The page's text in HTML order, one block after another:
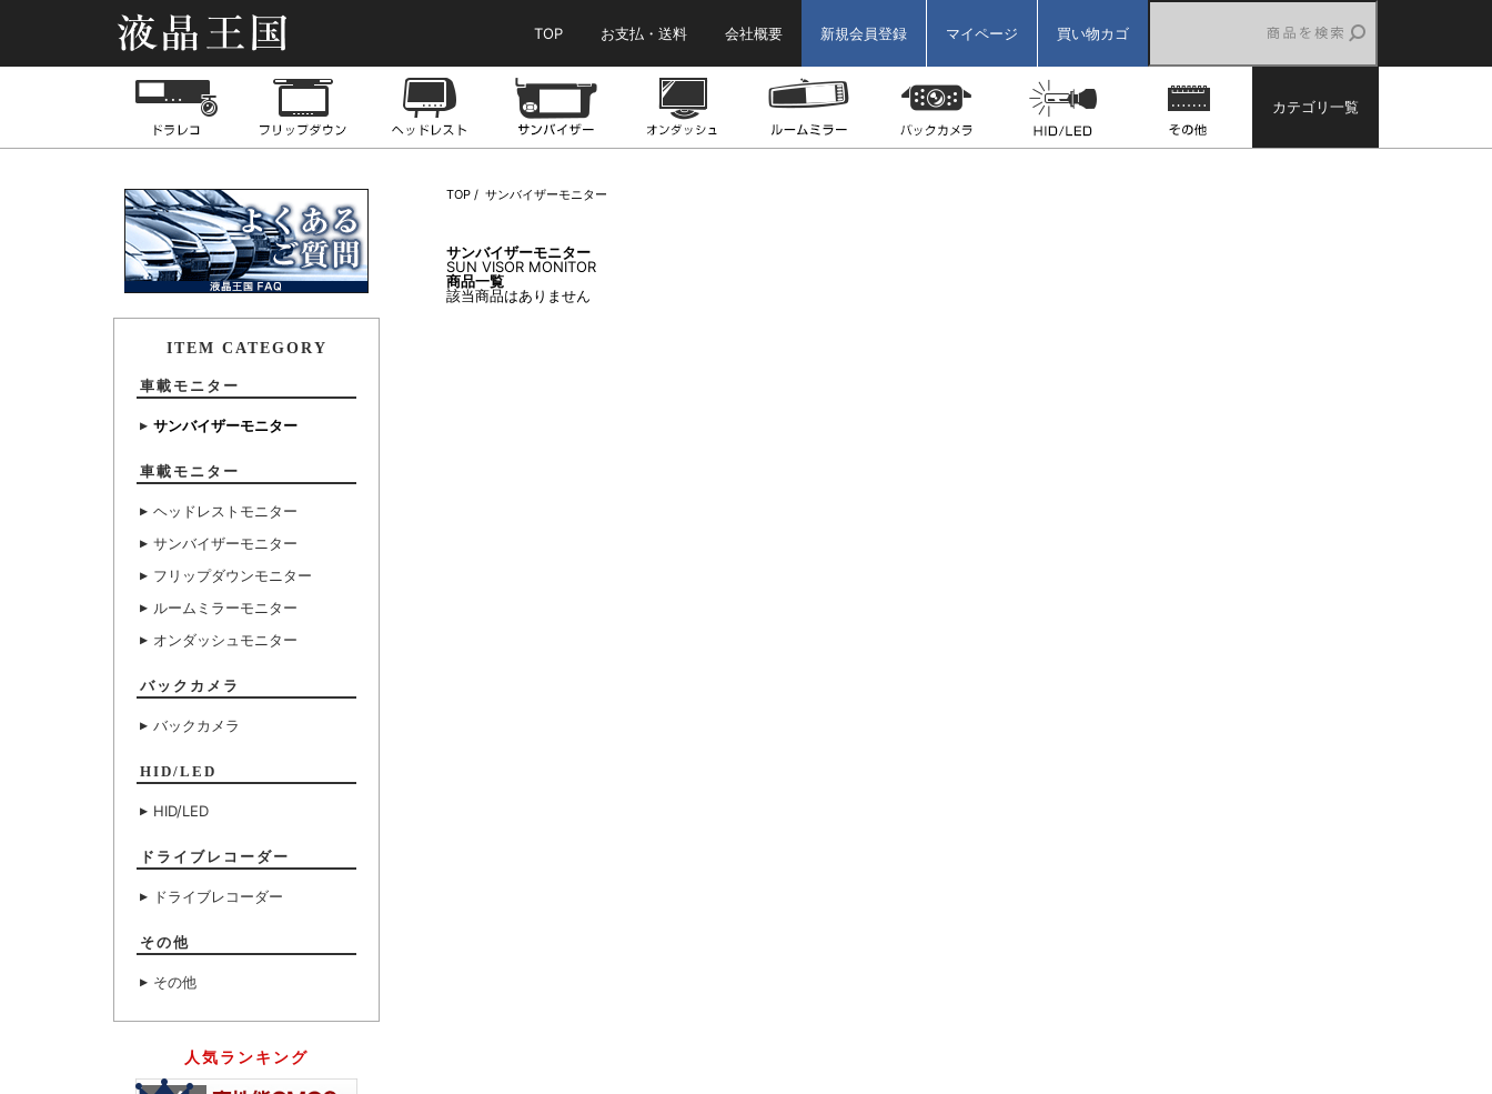
TOP
お支払・送料 会社概要 新規会員登録 マイページ 買い物カゴ
フリップダウンモニターヘッドレストモニターサンバイザーモニターオンダッシュモニタールームミラーモニターバックカメラ HID/LED その他
カテゴリ一覧
TOP サンバイザーモニター
サンバイザーモニター
SUN VISOR MONITOR
商品一覧
該当商品はありません
ITEM CATEGORY
車載モニター
サンバイザーモニター
車載モニター
ヘッドレストモニター
サンバイザーモニター
フリップダウンモニター
ルームミラーモニター
オンダッシュモニター
バックカメラ
バックカメラ
HID/LED
HID/LED
ドライブレコーダー
ドライブレコーダー
その他
その他
人気ランキング